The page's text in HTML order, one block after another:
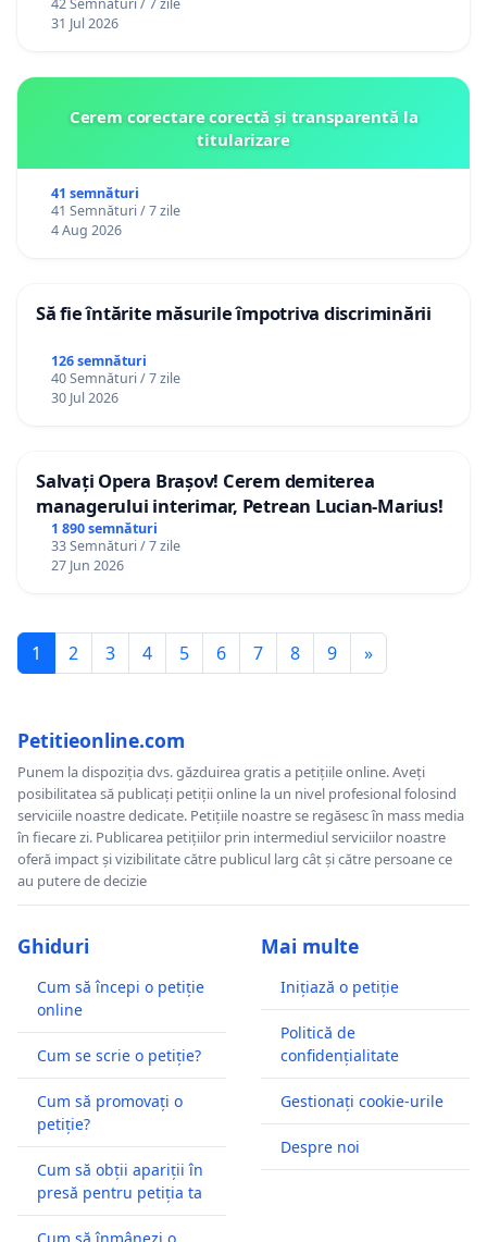
12 ani
42 Semnături / 7 zile
31 Jul 2026
Cerem corectare corectă și transparentă la
titularizare
41 semnături
41 Semnături / 7 zile
4 Aug 2026
Să fie întărite măsurile împotriva discriminării
126 semnături
40 Semnături / 7 zile
30 Jul 2026
Salvați Opera Brașov! Cerem demiterea
managerului interimar, Petrean Lucian-Marius!
1 890 semnături
33 Semnături / 7 zile
27 Jun 2026
1 2 3 4 5 6 7 8 9 »
Petitieonline.com
Punem la dispoziția dvs. găzduirea gratis a petițiile online. Aveți
posibilitatea să publicați petiții online la un nivel profesional folosind
serviciile noastre dedicate. Petițiile noastre se regăsesc în mass media
în fiecare zi. Publicarea petițiilor prin intermediul serviciilor noastre
oferă impact și vizibilitate către publicul larg cât și către persoane ce
au putere de decizie
Ghiduri
Cum să începi o petiție
online
Cum se scrie o petiție?
Cum să promovați o
petiție?
Cum să obții apariții în
presă pentru petiția ta
Mai multe
Inițiază o petiție
Politică de
confidențialitate
Gestionați cookie-urile
Despre noi